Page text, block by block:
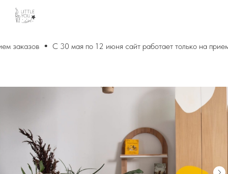
заказов С 30 мая по 12 июня сайт работает только на прием